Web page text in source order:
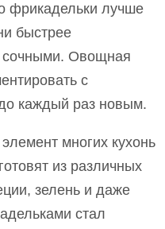
фрикадельки лучше
быстрее
сочными. Овощная
с
каждый раз новым.
многих кухонь
из различных
зелень и даже
стал